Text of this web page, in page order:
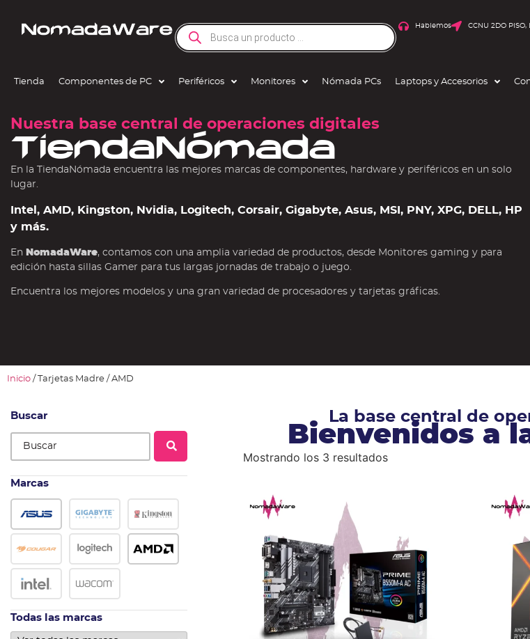
Hablemos CCNU 2DO
Tienda Componentes de PC Periféricos Monitores Nómada PCs Laptops y Accesorios
Nuestra base central de operaciones digitales
TiendaNómada
En la TiendaNómada encuentra las mejores marcas de componentes, hardware y periféricos en un solo
lugar.
Intel, AMD, Kingston, Nvidia, Logitech, Corsair, Gigabyte, Asus, MSI, PNY, XPG, DELL, HP
y más.
En NomadaWare, contamos con una amplia variedad de productos, desde Monitores gaming y para
edición hasta sillas Gamer para tus largas jornadas de trabajo o juego.
Encuentra los mejores modelos y una gran variedad de procesadores y tarjetas gráficas.
Inicio / Tarjetas Madre / AMD
Buscar
Marcas
Todas las marcas
La base central de
Bienvenidos a
Mostrando los 3 resultados